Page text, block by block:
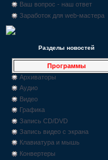
Ваш вопрос - наш ответ
Заработок для web-мастера
Разделы новостей
Программы
Архиваторы
Аудио
Видео
Графика
Запись CD/DVD
Запись видео с экрана
Клавиатура и мышь
Конвертеры